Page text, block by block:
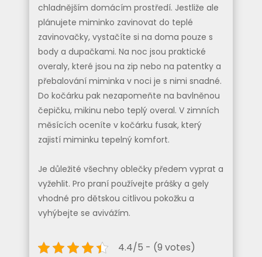
chladnějším domácím prostředí. Jestliže ale
plánujete miminko zavinovat do teplé
zavinovačky, vystačíte si na doma pouze s
body a dupačkami. Na noc jsou praktické
overaly, které jsou na zip nebo na patentky a
přebalování miminka v noci je s nimi snadné.
Do kočárku pak nezapomeňte na bavlněnou
čepičku, mikinu nebo teplý overal. V zimních
měsících oceníte v kočárku fusak, který
zajistí miminku tepelný komfort.
Je důležité všechny oblečky předem vyprat a
vyžehlit. Pro praní používejte prášky a gely
vhodné pro dětskou citlivou pokožku a
vyhýbejte se avivážím.
4.4/5 - (9 votes)